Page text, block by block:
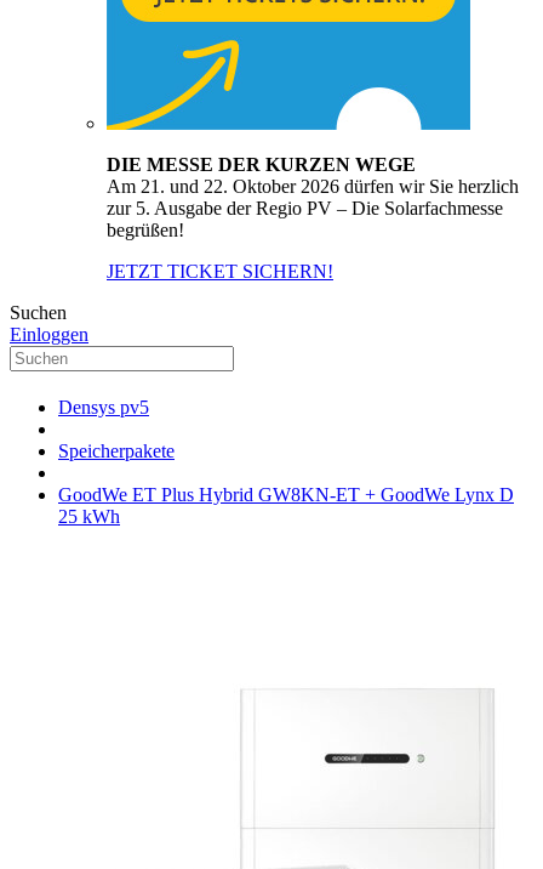
DIE MESSE DER KURZEN WEGE
Am 21. und 22. Oktober 2026 dürfen wir Sie herzlich
zur 5. Ausgabe der Regio PV – Die Solarfachmesse
begrüßen!
JETZT TICKET SICHERN!
Suchen
Einloggen
Densys pv5
Speicherpakete
GoodWe ET Plus Hybrid GW8KN-ET + GoodWe Lynx D
25 kWh